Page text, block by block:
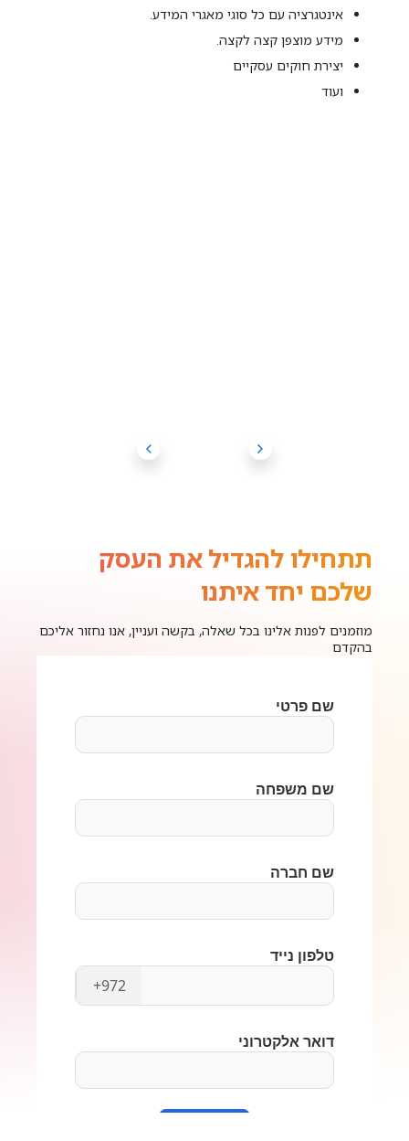
אינטגרציה עם כל סוגי מאגרי המידע.
מידע מוצפן קצה לקצה.
יצירת חוקים עסקיים
ועוד
תתחילו להגדיל את העסק
שלכם יחד איתנו
מוזמנים לפנות אלינו בכל שאלה, בקשה ועניין, אנו נחזור אליכם
בהקדם